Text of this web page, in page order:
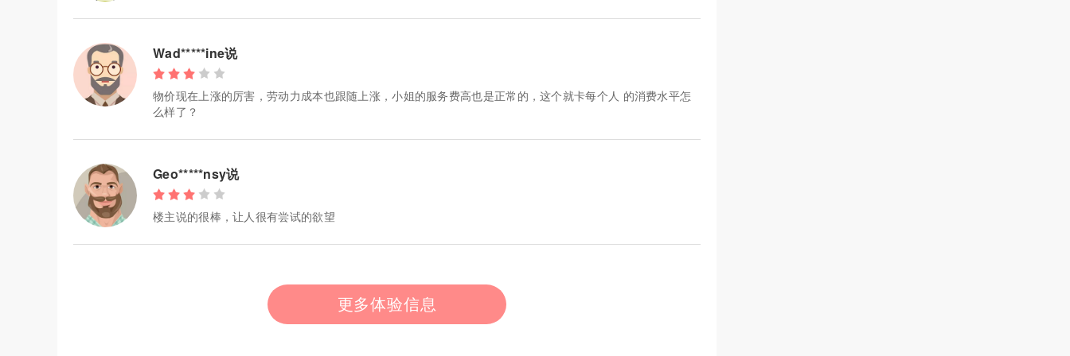
Wad*****ine说
物价现在上涨的厉害，劳动力成本也跟随上涨，小姐的服务费高也是正常的，这个就卡每个人 的消费水平怎
么样了？
Geo*****nsy说
楼主说的很棒，让人很有尝试的欲望
更多体验信息